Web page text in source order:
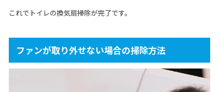
これでトイレの換気扇掃除が完了です。
ファンが取り外せない場合の掃除方法